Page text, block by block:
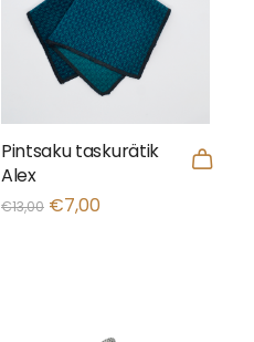
Pintsaku taskurätik
Alex
€13,00 €7,00